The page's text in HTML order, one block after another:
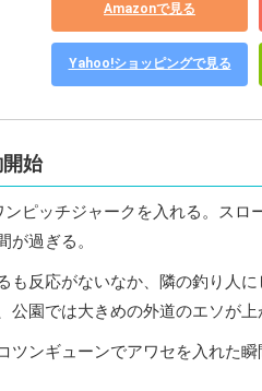
Amazonで見る
Yahoo!ショッピングで見る
始
ピッチジャークを入れる。スロ
が過ぎる。
も反応がないなか、隣の釣り人
公園では大きめの外道のエソが上
ツンギューンでアワセを入れた